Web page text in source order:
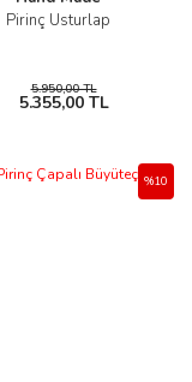
Pirinç Usturlap
5.950,00 TL
5.355,00 TL
%10